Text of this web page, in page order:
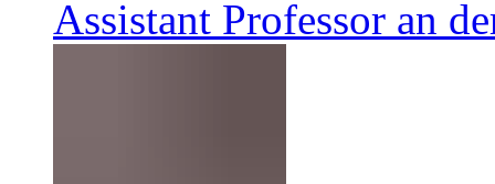
Assistant Professor an